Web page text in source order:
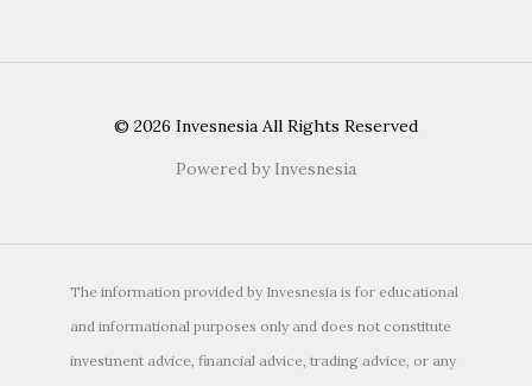
© 2026 Invesnesia All Rights Reserved
Powered by Invesnesia
The information provided by Invesnesia is for educational
and informational purposes only and does not constitute
investment advice, financial advice, trading advice, or any